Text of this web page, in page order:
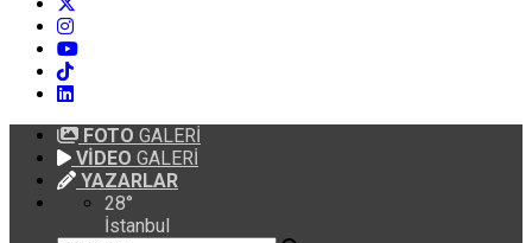
FOTO GALERİ
VİDEO GALERİ
YAZARLAR
28°
İstanbul